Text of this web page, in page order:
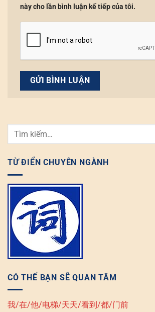
này cho lần bình luận kế tiếp của tôi.
TỪ ĐIỂN CHUYÊN NGÀNH
CÓ THỂ BẠN SẼ QUAN TÂM
我/在/他/电梯/天天/看到/都/门前